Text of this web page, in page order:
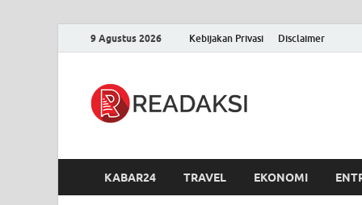
9 Agustus 2026 Kebijakan Privasi Disclaimer
KABAR24 TRAVEL EKONOMI